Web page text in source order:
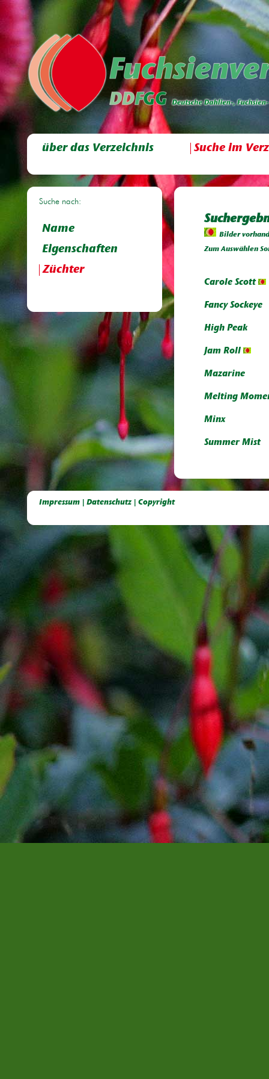
über das Verzeichnis Suche im
Suche nach:
Name
Eigenschaften
Züchter
Bilder
Zum Auswählen
Carole Scott
Fancy Sockeye
High Peak
Jam Roll
Mazarine
Melting
Minx
Summer Mist
Impressum | Datenschutz | Copyright